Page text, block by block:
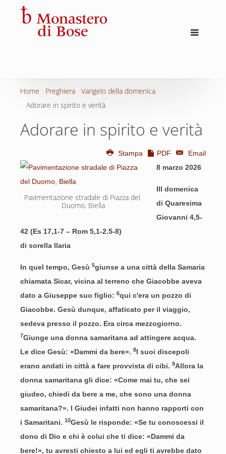
Home Preghiera
Vangelo della domenica
Adorare in spirito e verità
Adorare in spirito e verità
Stampa PDF Email
Pavimentazione stradale di Piazza del
Duomo, Biella
8 marzo 2026
III domenica
di Quaresima
Giovanni 4,5-
42 (Es 17,1-7 – Rom 5,1-2.5-8)
di sorella Ilaria
In quel tempo, Gesù 5giunse a una città della Samaria
chiamata Sicar, vicina al terreno che Giacobbe aveva
dato a Giuseppe suo figlio: 6qui c'era un pozzo di
Giacobbe. Gesù dunque, affaticato per il viaggio,
sedeva presso il pozzo. Era circa mezzogiorno.
7Giunge una donna samaritana ad attingere acqua.
Le dice Gesù: «Dammi da bere». 8I suoi discepoli
erano andati in città a fare provvista di cibi. 9Allora la
donna samaritana gli dice: «Come mai tu, che sei
giudeo, chiedi da bere a me, che sono una donna
samaritana?». I Giudei infatti non hanno rapporti con
i Samaritani. 10Gesù le risponde: «Se tu conoscessi il
dono di Dio e chi è colui che ti dice: «Dammi da
bere!», tu avresti chiesto a lui ed egli ti avrebbe dato